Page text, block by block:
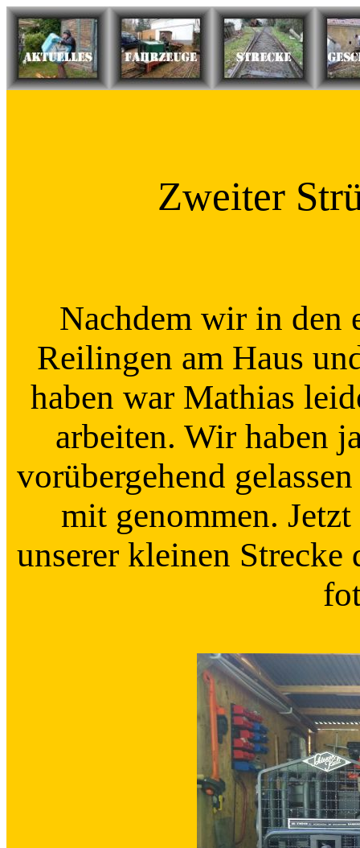
Zweiter
Nachdem wir in den
Reilingen am Haus
haben war Mathias
arbeiten. Wir haben
vorübergehend
mit genommen.
unserer kleinen Strecke